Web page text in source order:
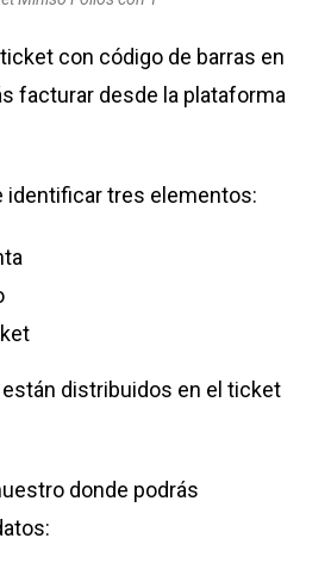
con código de barras en
facturar desde la plataforma
identificar tres elementos:
distribuidos en el ticket
donde podrás